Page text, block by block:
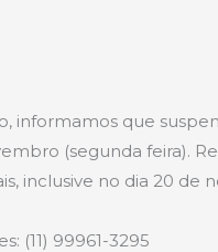
informamos que
(segunda feira).
inclusive no dia 20 de
(11) 99961-3295